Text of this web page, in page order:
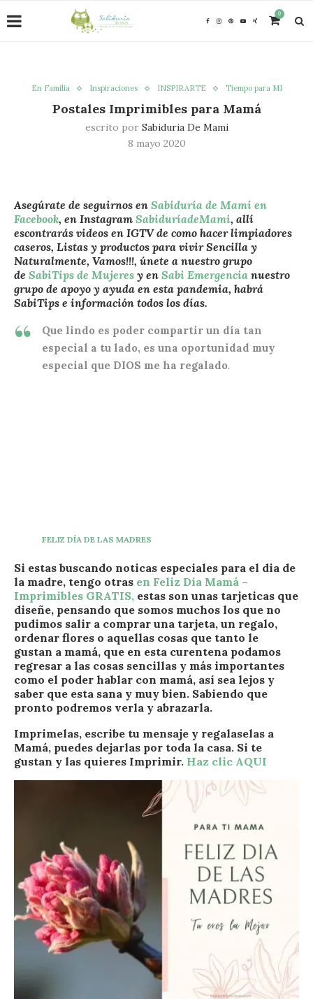
0
En Familia Inspiraciones INSPIRARTE Tiempo para MI
Postales Imprimibles para Mamá
escrito por Sabiduria De Mami
8 mayo 2020
Asegúrate de seguirnos en Sabiduría de Mami en
Facebook, en Instagram SabiduríadeMami, allí
escontrarás videos en IGTV de como hacer limpiadores
caseros, Listas y productos para vivir Sencilla y
Naturalmente, Vamos!!!, únete a nuestro grupo
de SabiTips de Mujeres y en Sabi Emergencia nuestro
grupo de apoyo y ayuda en esta pandemia, habrá
SabiTips e información todos los días.
Que lindo es poder compartir un día tan
especial a tu lado, es una oportunidad muy
especial que DIOS me ha regalado.
FELIZ DÍA DE LAS MADRES
Si estas buscando noticas especiales para el dia de
la madre, tengo otras en Feliz Día Mamá –
Imprimibles GRATIS, estas son unas tarjeticas que
diseñe, pensando que somos muchos los que no
pudimos salir a comprar una tarjeta, un regalo,
ordenar flores o aquellas cosas que tanto le
gustan a mamá, que en esta curentena podamos
regresar a las cosas sencillas y más importantes
como el poder hablar con mamá, así sea lejos y
saber que esta sana y muy bien. Sabiendo que
pronto podremos verla y abrazarla.
Imprimelas, escribe tu mensaje y regalaselas a
Mamá, puedes dejarlas por toda la casa. Si te
gustan y las quieres Imprimir. Haz clic AQUI